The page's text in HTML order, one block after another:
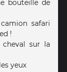
bouteille de
safari
!
sur la
yeux